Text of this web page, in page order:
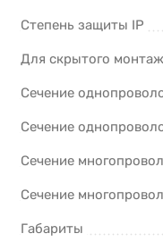
Степень защиты IP
Для скрытого
Сечение
Сечение
Сечение
Сечение
Габариты